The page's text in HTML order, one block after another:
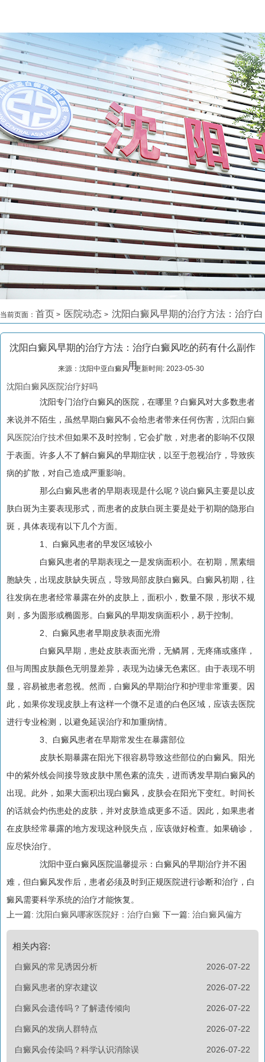
当前页面： 首页 > 医院动态 > 沈阳白癜风早期的治疗方法：治疗白
癜风吃的药有什么副作用>
沈阳白癜风早期的治疗方法：治疗白癜风吃的药有什么副作
用
来源：沈阳中亚白癜风 更新时间: 2023-05-30
沈阳白癜风医院治疗好吗
沈阳专门治疗白癜风的医院，在哪里？白癜风对大多数患者
来说并不陌生，虽然早期白癜风不会给患者带来任何伤害， 沈阳白癜
风医院治疗技术但如果不及时控制，它会扩散，对患者的影响不仅限
于表面。许多人不了解白癜风的早期症状，以至于忽视治疗，导致疾
病的扩散，对自己造成严重影响。
那么白癜风患者的早期表现是什么呢？说白癜风主要是以皮
肤白斑为主要表现形式，而患者的皮肤白斑主要是处于初期的隐形白
斑，具体表现有以下几个方面。
1、白癜风患者的早发区域较小
白癜风患者的早期表现之一是发病面积小。在初期，黑素细
胞缺失，出现皮肤缺失斑点，导致局部皮肤白癜风。白癜风初期，往
往发病在患者经常暴露在外的皮肤上，面积小，数量不限，形状不规
则，多为圆形或椭圆形。白癜风的早期发病面积小，易于控制。
2、白癜风患者早期皮肤表面光滑
白癜风早期，患处皮肤表面光滑，无鳞屑，无疼痛或瘙痒，
但与周围皮肤颜色无明显差异，表现为边缘无色素区。由于表现不明
显，容易被患者忽视。然而，白癜风的早期治疗和护理非常重要。因
此，如果你发现皮肤上有这样一个微不足道的白色区域，应该去医院
进行专业检测，以避免延误治疗和加重病情。
3、白癜风患者在早期常发生在暴露部位
皮肤长期暴露在阳光下很容易导致这些部位的白癜风。阳光
中的紫外线会间接导致皮肤中黑色素的流失，进而诱发早期白癜风的
出现。此外，如果大面积出现白癜风，皮肤会在阳光下变红。时间长
的话就会灼伤患处的皮肤，并对皮肤造成更多不适。因此，如果患者
在皮肤经常暴露的地方发现这种脱失点，应该做好检查。如果确诊，
应尽快治疗。
沈阳中亚白癜风医院温馨提示：白癜风的早期治疗并不困
难，但白癜风发作后，患者必须及时到正规医院进行诊断和治疗，白
癜风需要科学系统的治疗才能恢复。
上一篇: 沈阳白癜风哪家医院好：治疗白癜 下一篇: 治白癜风偏方
相关内容:
2026-07-22
白癜风的常见诱因分析
2026-07-22
白癜风患者的穿衣建议
2026-07-22
白癜风会遗传吗？了解遗传倾向
2026-07-22
白癜风的发病人群特点
2026-07-22
白癜风会传染吗？科学认识消除误